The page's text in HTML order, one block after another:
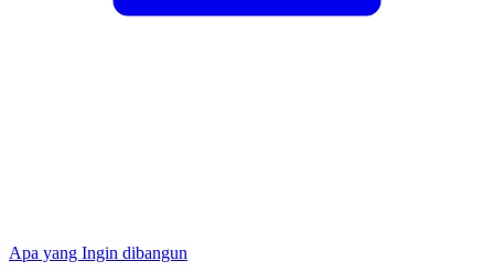
Apa yang Ingin dibangun